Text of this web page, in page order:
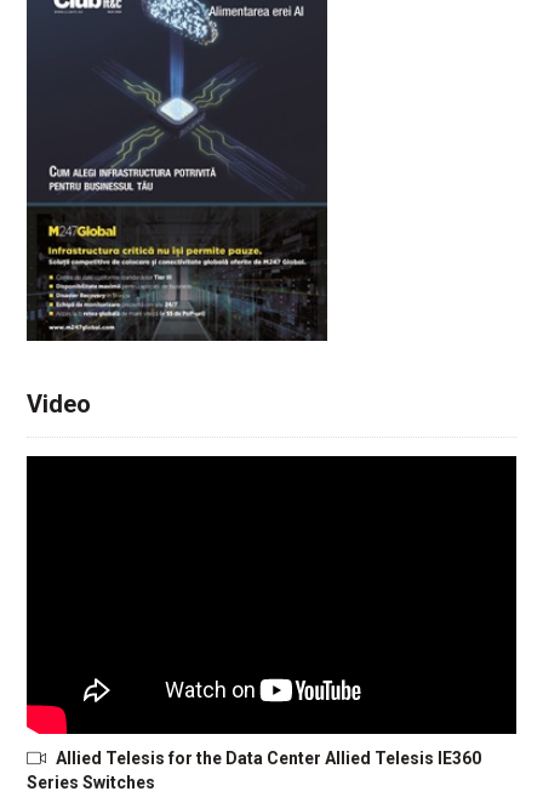
Video
Allied Telesis for the Data Center Allied Telesis IE360
Series Switches